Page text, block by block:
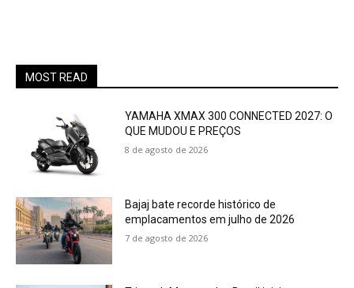
MOST READ
YAMAHA XMAX 300 CONNECTED 2027: O
QUE MUDOU E PREÇOS
8 de agosto de 2026
Bajaj bate recorde histórico de
emplacamentos em julho de 2026
7 de agosto de 2026